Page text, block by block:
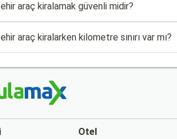
araç kiralamak güvenli midir?
araç kiralarken kilometre sınırı var mı?
Otel